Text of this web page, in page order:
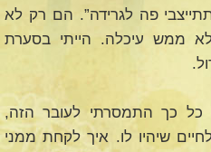
פה לגרידה”. הם רק לא
ממש עיכלה. הייתי בסערת
כל כך התמסרתי לעובר הזה,
שיהיו לו. איך לקחת ממני